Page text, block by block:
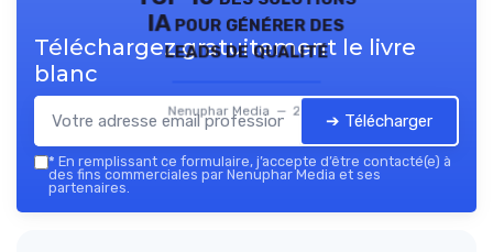
IA pour générer des
leads de qualité
Nenuphar Media — 2026
Téléchargez gratuitement le livre
blanc
➔ Télécharger
* En remplissant ce formulaire, j’accepte d’être contacté(e) à
des fins commerciales par Nenuphar Media et ses
partenaires.